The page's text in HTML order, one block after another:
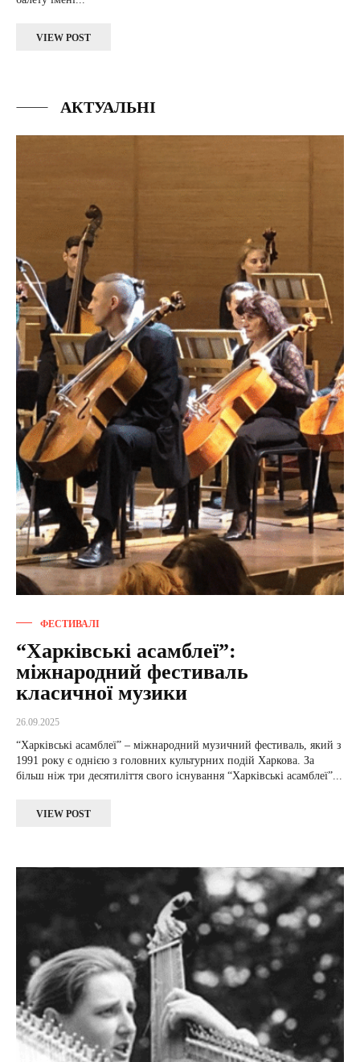
VIEW POST
АКТУАЛЬНІ
ФЕСТИВАЛІ
“Харківські асамблеї”:
міжнародний фестиваль
класичної музики
26.09.2025
“Харківські асамблеї” – міжнародний музичний фестиваль, який з
1991 року є однією з головних культурних подій Харкова. За
більш ніж три десятиліття свого існування “Харківські асамблеї”...
VIEW POST